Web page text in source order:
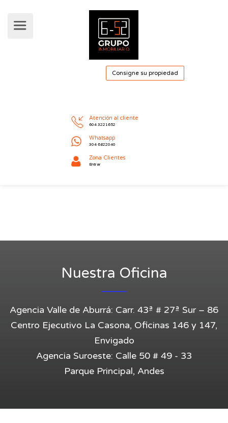
Nuestra Oficina
Agencia Valle de Aburrá: Carr. 43ª # 27ª Sur – 86
Centro Ejecutivo La Casona, Oficinas 146 y 147,
Envigado
Agencia Suroeste: Calle 50 # 49 - 33
Parque Principal, Andes